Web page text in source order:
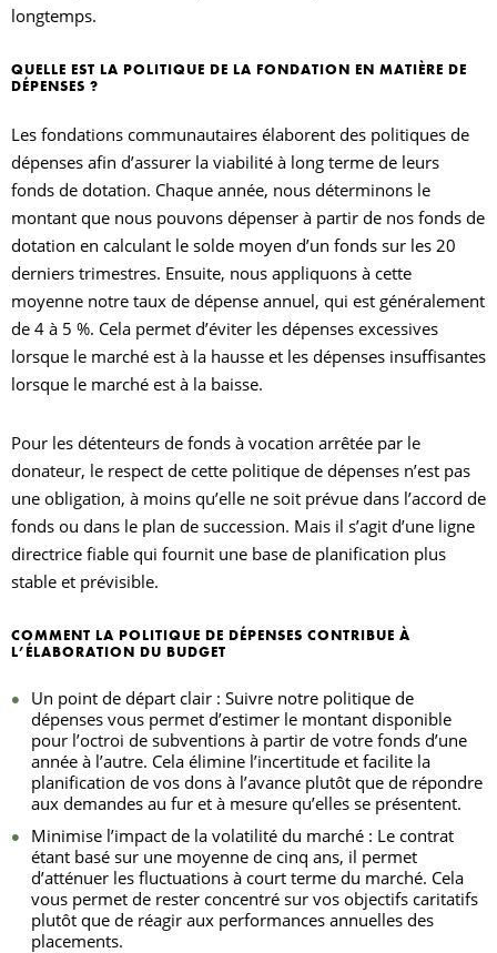
longtemps.
QUELLE EST LA POLITIQUE DE LA FONDATION EN MATIÈRE DE
DÉPENSES ?
Les fondations communautaires élaborent des politiques de
dépenses afin d’assurer la viabilité à long terme de leurs
fonds de dotation. Chaque année, nous déterminons le
montant que nous pouvons dépenser à partir de nos fonds de
dotation en calculant le solde moyen d’un fonds sur les 20
derniers trimestres. Ensuite, nous appliquons à cette
moyenne notre taux de dépense annuel, qui est généralement
de 4 à 5 %. Cela permet d’éviter les dépenses excessives
lorsque le marché est à la hausse et les dépenses insuffisantes
lorsque le marché est à la baisse.
Pour les détenteurs de fonds à vocation arrêtée par le
donateur, le respect de cette politique de dépenses n’est pas
une obligation, à moins qu’elle ne soit prévue dans l’accord de
fonds ou dans le plan de succession. Mais il s’agit d’une ligne
directrice fiable qui fournit une base de planification plus
stable et prévisible.
COMMENT LA POLITIQUE DE DÉPENSES CONTRIBUE À
L’ÉLABORATION DU BUDGET
Un point de départ clair : Suivre notre politique de
dépenses vous permet d’estimer le montant disponible
pour l’octroi de subventions à partir de votre fonds d’une
année à l’autre. Cela élimine l’incertitude et facilite la
planification de vos dons à l’avance plutôt que de répondre
aux demandes au fur et à mesure qu’elles se présentent.
Minimise l’impact de la volatilité du marché : Le contrat
étant basé sur une moyenne de cinq ans, il permet
d’atténuer les fluctuations à court terme du marché. Cela
vous permet de rester concentré sur vos objectifs caritatifs
plutôt que de réagir aux performances annuelles des
placements.